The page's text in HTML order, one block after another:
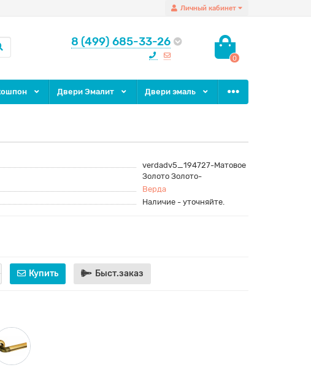
Личный кабинет
8 (499) 685-33-26
0
Двери Эмалит Двери эмаль
verdadv5_194727-Матовое
Золото Золото-
Верда
Наличие - уточняйте.
Купить Быст.заказ